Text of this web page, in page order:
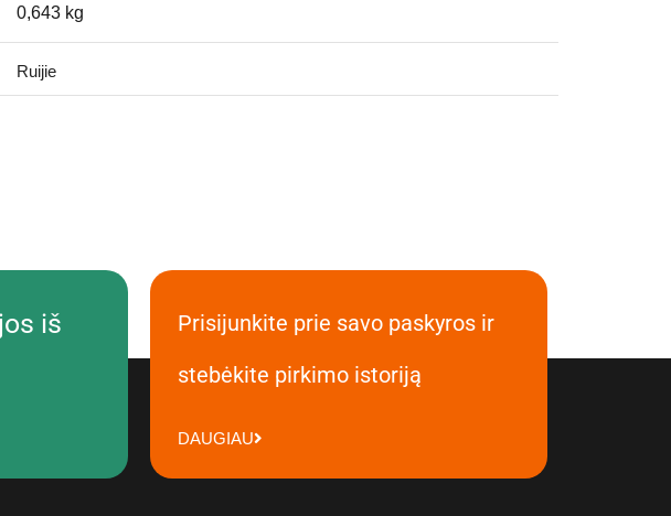
0,643 kg
Ruijie
iš
Prisijunkite prie savo paskyros ir
stebėkite pirkimo istoriją
DAUGIAU